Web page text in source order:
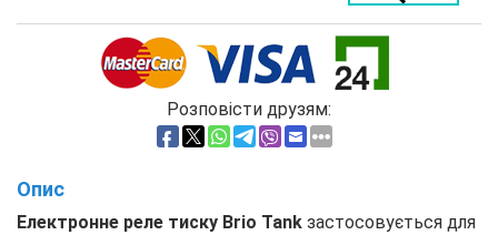
Розповісти друзям:
Опис
Електронне реле тиску Brio Tank застосовується для